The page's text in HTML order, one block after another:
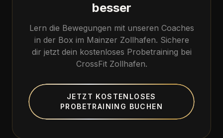
besser
Lern die Bewegungen mit unseren Coaches
in der Box im Mainzer Zollhafen. Sichere
dir jetzt dein kostenloses Probetraining bei
CrossFit Zollhafen.
JETZT KOSTENLOSES
PROBETRAINING BUCHEN